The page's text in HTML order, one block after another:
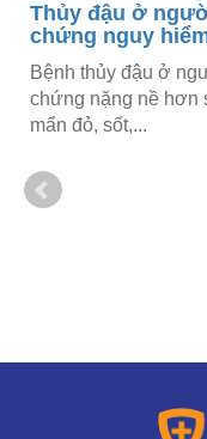
Thủy đậu ở
chứng nguy
Bệnh thủy đậu ở
chứng nặng nề hơn
mẩn đỏ, sốt,...